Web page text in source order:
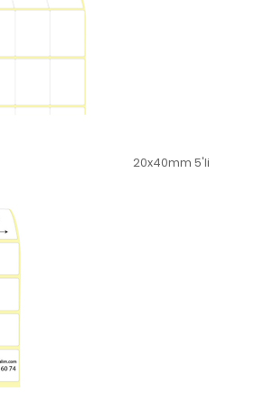
20x40mm 5'li